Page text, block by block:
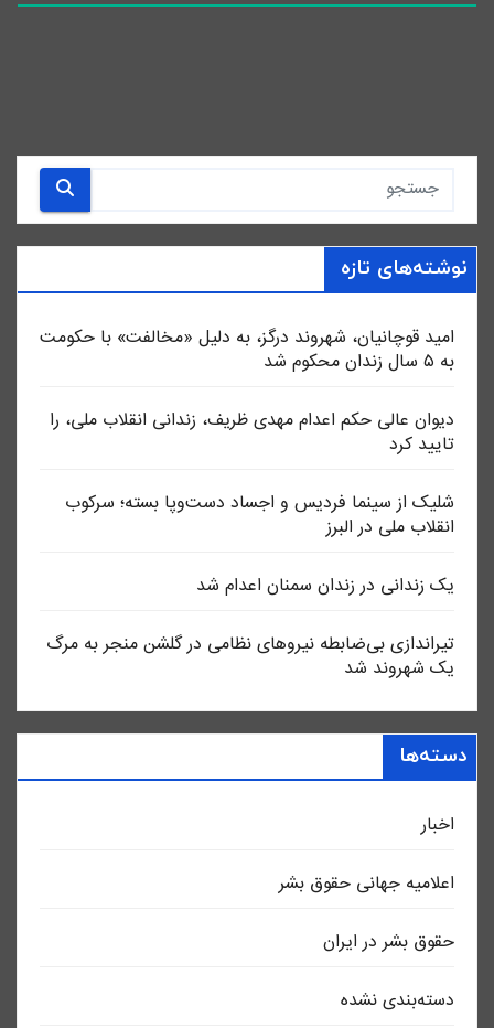
نوشته‌های تازه
امید قوچانیان، شهروند درگز، به دلیل «مخالفت» با حکومت
به ۵ سال زندان محکوم شد
دیوان عالی حکم اعدام مهدی ظریف، زندانی انقلاب ملی، را
تایید کرد
شلیک از سینما فردیس و اجساد دست‌وپا بسته؛ سرکوب
انقلاب ملی در البرز
یک زندانی در زندان سمنان اعدام شد
تیراندازی بی‌ضابطه نیروهای نظامی در گلشن منجر به مرگ
یک شهروند شد
دسته‌ها
اخبار
اعلاميه جهانی حقوق بشر
حقوق بشر در ایران
دسته‌بندی نشده